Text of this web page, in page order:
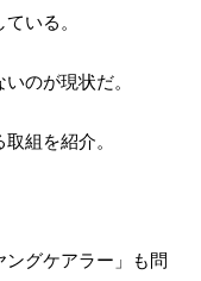
いる。
のが現状だ。
組を紹介。
グケアラー」も問